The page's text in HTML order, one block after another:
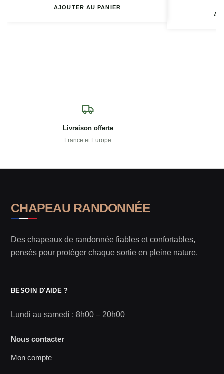
AJOUTER AU PANIER
Livraison offerte
France et Europe
CHAPEAU RANDONNÉE
Des chapeaux de randonnée fiables et confortables,
pensés pour protéger chaque sortie en pleine nature.
BESOIN D'AIDE ?
Lundi au samedi : 8h00 – 20h00
Nous contacter
Mon compte